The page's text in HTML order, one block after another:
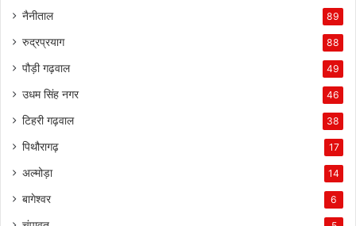
नैनीताल 89
रुद्रप्रयाग 88
पौड़ी गढ़वाल 49
उधम सिंह नगर 46
टिहरी गढ़वाल 38
पिथौरागढ़ 17
अल्मोड़ा 14
बागेश्वर 6